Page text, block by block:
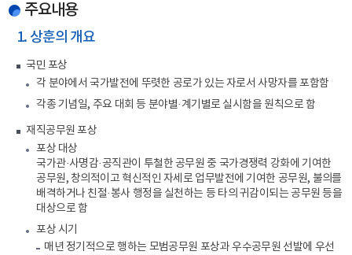
주요내용
1. 상훈의 개요
국민 포상
각 분야에서 국가발전에 뚜렷한 공로가 있는 자로서 사망자를 포함함
각종 기념일, 주요 대회 등 분야별·계기별로 실시함을 원칙으로 함
재직공무원 포상
포상 대상
국가관·사명감·공직관이 투철한 공무원 중 국가경쟁력 강화에 기여한
공무원, 창의적이고 혁신적인 자세로 업무발전에 기여한 공무원, 불의를
배격하거나 친절·봉사 행정을 실천하는 등 타의 귀감이되는 공무원 등을
대상으로 함
포상 시기
매년 정기적으로 행하는 모범공무원 포상과 우수공무원 선발에 우선